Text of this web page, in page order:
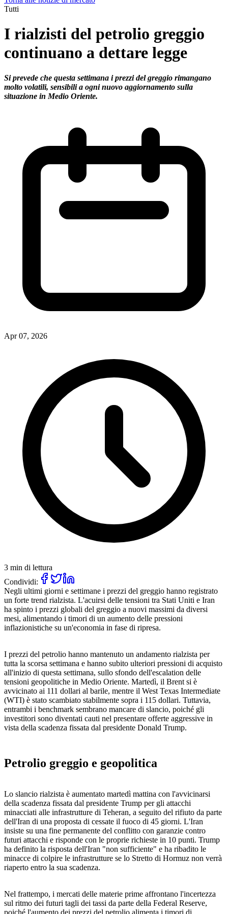
Tutti
I rialzisti del petrolio greggio
continuano a dettare legge
Si prevede che questa settimana i prezzi del greggio rimangano
molto volatili, sensibili a ogni nuovo aggiornamento sulla
situazione in Medio Oriente.
Apr 07, 2026
3 min di lettura
Condividi:
Negli ultimi giorni e settimane i prezzi del greggio hanno registrato
un forte trend rialzista. L'acuirsi delle tensioni tra Stati Uniti e Iran
ha spinto i prezzi globali del greggio a nuovi massimi da diversi
mesi, alimentando i timori di un aumento delle pressioni
inflazionistiche su un'economia in fase di ripresa.
I prezzi del petrolio hanno mantenuto un andamento rialzista per
tutta la scorsa settimana e hanno subito ulteriori pressioni di acquisto
all'inizio di questa settimana, sullo sfondo dell'escalation delle
tensioni geopolitiche in Medio Oriente. Martedì, il Brent si è
avvicinato ai 111 dollari al barile, mentre il West Texas Intermediate
(WTI) è stato scambiato stabilmente sopra i 115 dollari. Tuttavia,
entrambi i benchmark sembrano mancare di slancio, poiché gli
investitori sono diventati cauti nel presentare offerte aggressive in
vista della scadenza fissata dal presidente Donald Trump.
Petrolio greggio e geopolitica
Lo slancio rialzista è aumentato martedì mattina con l'avvicinarsi
della scadenza fissata dal presidente Trump per gli attacchi
minacciati alle infrastrutture di Teheran, a seguito del rifiuto da parte
dell'Iran di una proposta di cessate il fuoco di 45 giorni. L'Iran
insiste su una fine permanente del conflitto con garanzie contro
futuri attacchi e risponde con le proprie richieste in 10 punti. Trump
ha definito la risposta dell'Iran "non sufficiente" e ha ribadito le
minacce di colpire le infrastrutture se lo Stretto di Hormuz non verrà
riaperto entro la sua scadenza.
Nel frattempo, i mercati delle materie prime affrontano l'incertezza
sul ritmo dei futuri tagli dei tassi da parte della Federal Reserve,
poiché l'aumento dei prezzi del petrolio alimenta i timori di